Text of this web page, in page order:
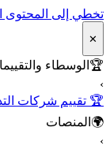
تخطي إلى المحتوى
✕
🏆 الوسطاء
›
🏆 تقييم شركات
🌍 المنصات
›